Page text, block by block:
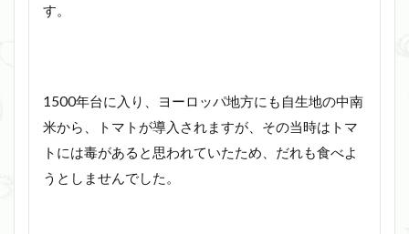
す。
1500年台に入り、ヨーロッパ地方にも自生地の中南
米から、トマトが導入されますが、その当時はトマ
トには毒があると思われていたため、だれも食べよ
うとしませんでした。